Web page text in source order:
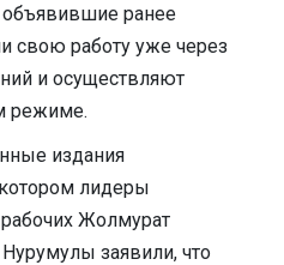
объявившие ранее
свою работу уже через
и осуществляют
режиме.
издания
лидеры
Жолмурат
заявили, что